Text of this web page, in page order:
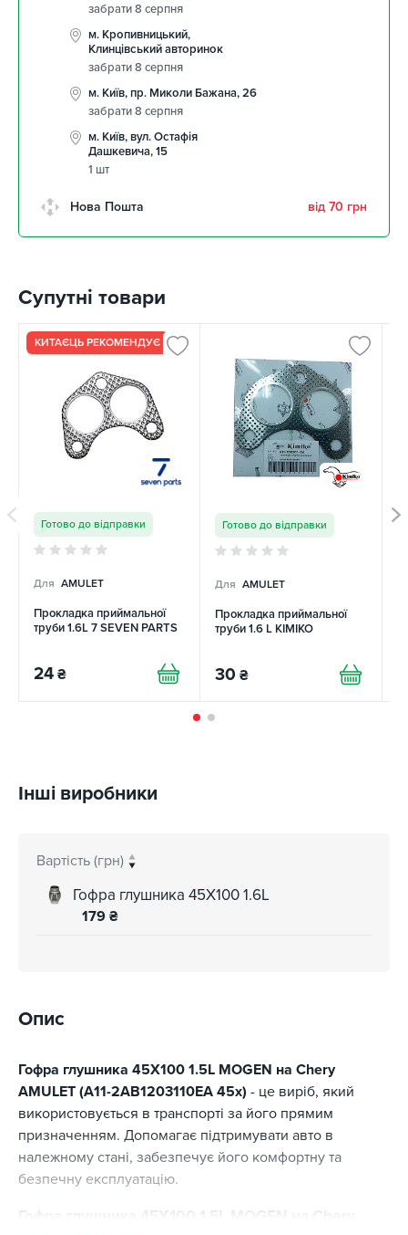
забрати 8 серпня
м. Кропивницький,
Клинцівський авторинок
забрати 8 серпня
м. Київ, пр. Миколи Бажана, 26
забрати 8 серпня
м. Київ, вул. Остафія
Дашкевича, 15
1 шт
Нова Пошта від 70 грн
Супутні товари
КИТАЄЦЬ РЕКОМЕНДУЄ
Готово до відправки
Для AMULET
Прокладка приймальної
труби 1.6L 7 SEVEN PARTS
24 ₴
Готово до відправки
Для AMULET
Прокладка приймальної
труби 1.6 L KIMIKO
30 ₴
Інші виробники
Вартість (грн)
Гофра глушника 45X100 1.6L
179 ₴
Опис
Гофра глушника 45X100 1.5L MOGEN на Chery
AMULET (A11-2AB1203110EA 45x) - це виріб, який
використовується в транспорті за його прямим
призначенням. Допомагає підтримувати авто в
належному стані, забезпечує його комфортну та
безпечну експлуатацію.